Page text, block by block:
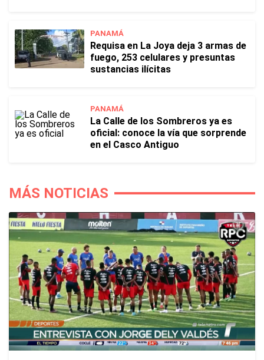
PANAMÁ
Requisa en La Joya deja 3 armas de
fuego, 253 celulares y presuntas
sustancias ilícitas
PANAMÁ
La Calle de los Sombreros ya es
oficial: conoce la vía que sorprende
en el Casco Antiguo
MÁS NOTICIAS